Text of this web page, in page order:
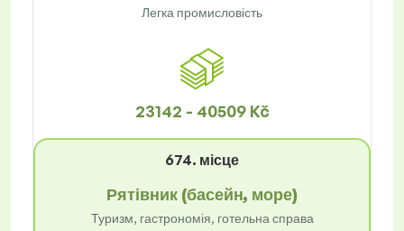
Легка промисловість
23142 - 40509 Kč
674. місце
Рятівник (басейн, море)
Туризм, гастрономія, готельна справа